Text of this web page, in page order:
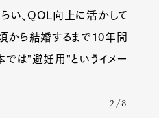
い、QOL向上に活かして
から結婚するまで10年間
では"避妊用"というイメー
2/8